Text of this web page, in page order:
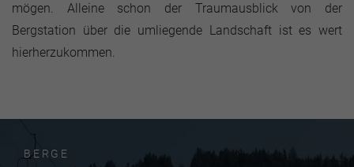
mögen. Alleine schon der Traumausblick von der
Bergstation über die umliegende Landschaft ist es wert
hierherzukommen.
BERGE